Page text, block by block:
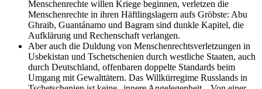
Menschenrechte willen Kriege beginnen, verletzen die
Menschenrechte in ihren Häftlingslagern aufs Gröbste: Abu
Ghraib, Guantánamo und Bagram sind dunkle Kapitel, die
Aufklärung und Rechenschaft verlangen.
Aber auch die Duldung von Menschenrechtsverletzungen in
Usbekistan und Tschetschenien durch westliche Staaten, auch
durch Deutschland, offenbaren doppelte Standards beim
Umgang mit Gewalttätern. Das Willkürregime Russlands in